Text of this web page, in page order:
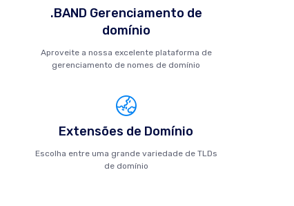
.BAND Gerenciamento de
domínio
Aproveite a nossa excelente plataforma de
gerenciamento de nomes de domínio
Extensões de Domínio
Escolha entre uma grande variedade de TLDs
de domínio